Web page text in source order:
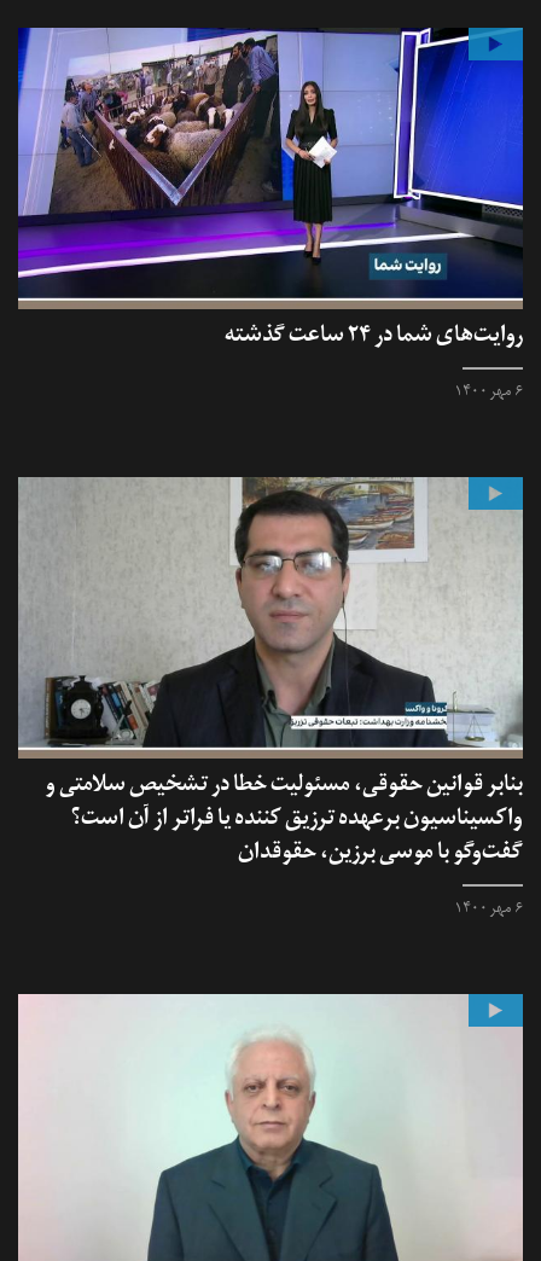
روایت‌های شما در ۲۴ ساعت گذشته
۶ مهر ۱۴۰۰
بنابر قوانین حقوقی، مسئولیت خطا در تشخیص سلامتی و
واکسیناسیون برعهده ترزیق کننده یا فراتر از آن است؟
گفت‌وگو با موسی برزین، حقوقدان
۶ مهر ۱۴۰۰